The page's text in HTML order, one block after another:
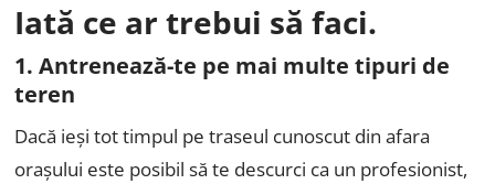
Iată ce ar trebui să faci.
1. Antrenează-te pe mai multe tipuri de
teren
Dacă ieși tot timpul pe traseul cunoscut din afara
orașului este posibil să te descurci ca un profesionist,